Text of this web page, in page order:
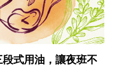
式用油，讓夜班不